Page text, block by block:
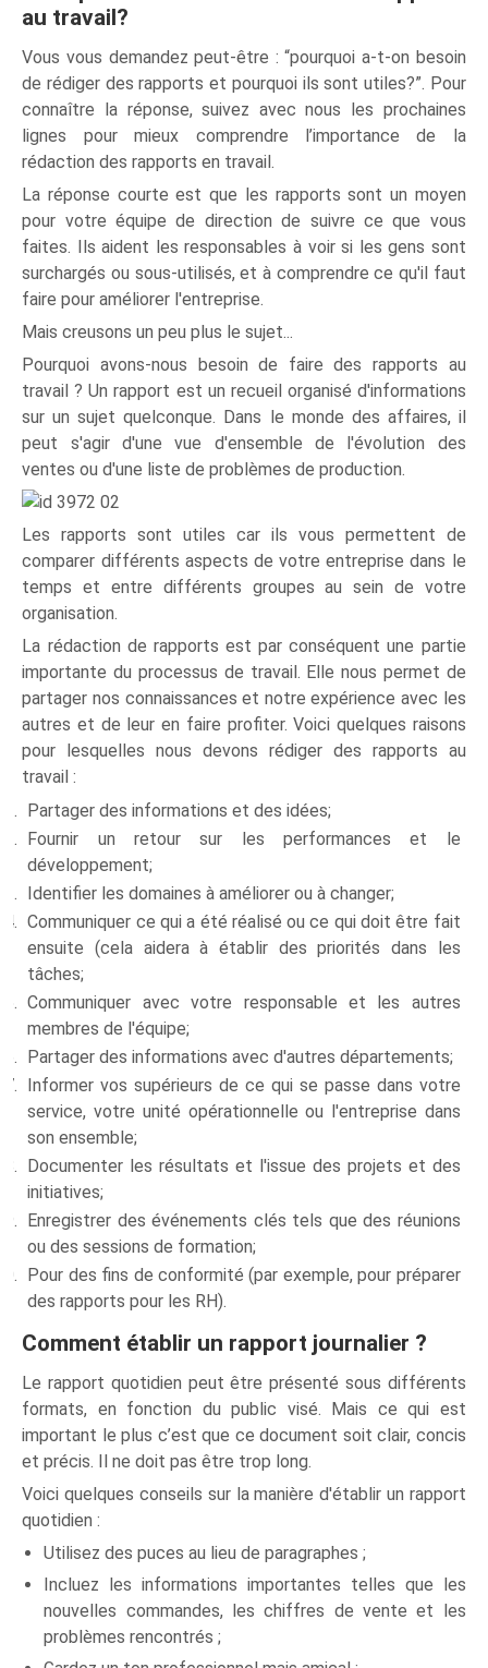
au travail?
Vous vous demandez peut-être : “pourquoi a-t-on besoin
de rédiger des rapports et pourquoi ils sont utiles?”. Pour
connaître la réponse, suivez avec nous les prochaines
lignes pour mieux comprendre l’importance de la
rédaction des rapports en travail.
La réponse courte est que les rapports sont un moyen
pour votre équipe de direction de suivre ce que vous
faites. Ils aident les responsables à voir si les gens sont
surchargés ou sous-utilisés, et à comprendre ce qu'il faut
faire pour améliorer l'entreprise.
Mais creusons un peu plus le sujet...
Pourquoi avons-nous besoin de faire des rapports au
travail ? Un rapport est un recueil organisé d'informations
sur un sujet quelconque. Dans le monde des affaires, il
peut s'agir d'une vue d'ensemble de l'évolution des
ventes ou d'une liste de problèmes de production.
Les rapports sont utiles car ils vous permettent de
comparer différents aspects de votre entreprise dans le
temps et entre différents groupes au sein de votre
organisation.
La rédaction de rapports est par conséquent une partie
importante du processus de travail. Elle nous permet de
partager nos connaissances et notre expérience avec les
autres et de leur en faire profiter. Voici quelques raisons
pour lesquelles nous devons rédiger des rapports au
travail :
Partager des informations et des idées;
Fournir un retour sur les performances et le
développement;
Identifier les domaines à améliorer ou à changer;
Communiquer ce qui a été réalisé ou ce qui doit être fait
ensuite (cela aidera à établir des priorités dans les
tâches;
Communiquer avec votre responsable et les autres
membres de l'équipe;
Partager des informations avec d'autres départements;
Informer vos supérieurs de ce qui se passe dans votre
service, votre unité opérationnelle ou l'entreprise dans
son ensemble;
Documenter les résultats et l'issue des projets et des
initiatives;
Enregistrer des événements clés tels que des réunions
ou des sessions de formation;
Pour des fins de conformité (par exemple, pour préparer
des rapports pour les RH).
Comment établir un rapport journalier ?
Le rapport quotidien peut être présenté sous différents
formats, en fonction du public visé. Mais ce qui est
important le plus c’est que ce document soit clair, concis
et précis. Il ne doit pas être trop long.
Voici quelques conseils sur la manière d'établir un rapport
quotidien :
Utilisez des puces au lieu de paragraphes ;
Incluez les informations importantes telles que les
nouvelles commandes, les chiffres de vente et les
problèmes rencontrés ;